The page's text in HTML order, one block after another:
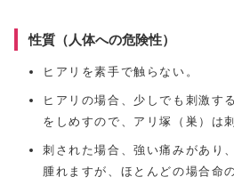
性質（人体への危険性）
ヒアリを素手で触らない。
ヒアリの場合、少しでも刺激す
をしめすので、アリ塚（巣）は
刺された場合、強い痛みがあり
腫れますが、ほとんどの場合命